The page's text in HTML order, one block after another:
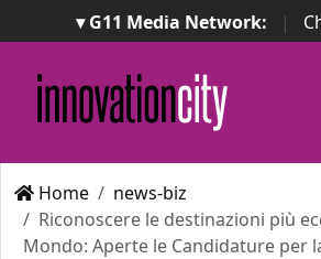
▾ G11 Media Network: |
ImpresaCity | SecurityOpenLab
Awards
Italian Project Awards
Awards
Home
news-biz
Riconoscere le destinazioni più
Mondo: Aperte le Candidature per